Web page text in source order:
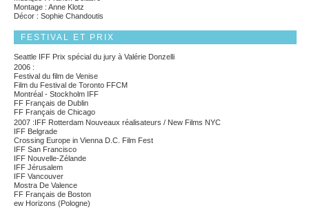
Montage : Anne Klotz
Décor : Sophie Chandoutis
FESTIVAL ET PRIX
Seattle IFF Prix spécial du jury à Valérie Donzelli
2006 :
Festival du film de Venise
Film du Festival de Toronto FFCM
Montréal - Stockholm IFF
FF Français de Dublin
FF Français de Chicago
2007 :IFF Rotterdam Nouveaux réalisateurs / New Films NYC
IFF Belgrade
Crossing Europe in Vienna D.C. Film Fest
IFF San Francisco
IFF Nouvelle-Zélande
IFF Jérusalem
IFF Vancouver
Mostra De Valence
FF Français de Boston
ew Horizons (Pologne)